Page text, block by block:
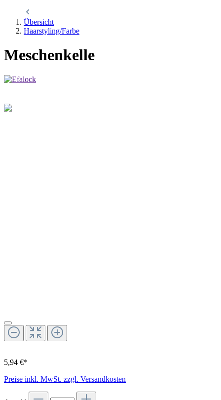
Übersicht
Haarstyling/Farbe
Meschenkelle
5,94 €*
Preise inkl. MwSt. zzgl. Versandkosten